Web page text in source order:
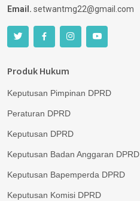
Email. setwantmg22@gmail.com
Produk Hukum
Keputusan Pimpinan DPRD
Peraturan DPRD
Keputusan DPRD
Keputusan Badan Anggaran DPRD
Keputusan Bapemperda DPRD
Keputusan Komisi DPRD